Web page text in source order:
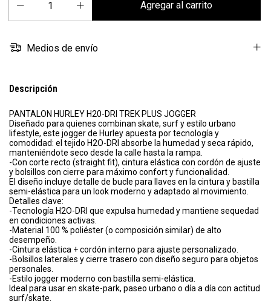
Medios de envío
Descripción
PANTALON HURLEY H20-DRI TREK PLUS JOGGER
Diseñado para quienes combinan skate, surf y estilo urbano
lifestyle, este jogger de Hurley apuesta por tecnología y
comodidad: el tejido H2O-DRI absorbe la humedad y seca rápido,
manteniéndote seco desde la calle hasta la rampa.
-Con corte recto (straight fit), cintura elástica con cordón de ajuste
y bolsillos con cierre para máximo confort y funcionalidad.
El diseño incluye detalle de bucle para llaves en la cintura y bastilla
semi-elástica para un look moderno y adaptado al movimiento.
Detalles clave:
-Tecnología H2O-DRI que expulsa humedad y mantiene sequedad
en condiciones activas.
-Material 100 % poliéster (o composición similar) de alto
desempeño.
-Cintura elástica + cordón interno para ajuste personalizado.
-Bolsillos laterales y cierre trasero con diseño seguro para objetos
personales.
-Estilo jogger moderno con bastilla semi-elástica.
Ideal para usar en skate-park, paseo urbano o día a día con actitud
surf/skate.